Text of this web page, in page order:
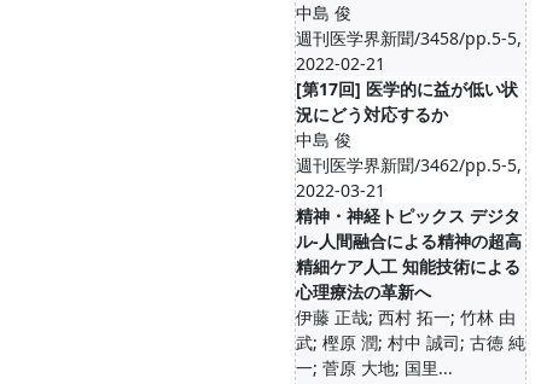
中島 俊
週刊医学界新聞/3458/pp.5-5,
2022-02-21
[第17回] 医学的に益が低い状
況にどう対応するか
中島 俊
週刊医学界新聞/3462/pp.5-5,
2022-03-21
精神・神経トピックス デジタ
ル-人間融合による精神の超高
精細ケア人工 知能技術による
心理療法の革新へ
伊藤 正哉; 西村 拓一; 竹林 由
武; 樫原 潤; 村中 誠司; 古徳 純
一; 菅原 大地; 国里...